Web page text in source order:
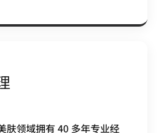
肤领域拥有 40 多年专业经